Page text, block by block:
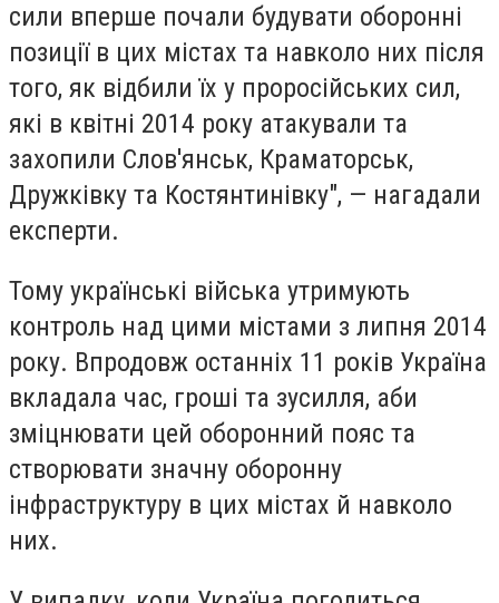
сили вперше почали будувати оборонні
позиції в цих містах та навколо них після
того, як відбили їх у проросійських сил,
які в квітні 2014 року атакували та
захопили Слов'янськ, Краматорськ,
Дружківку та Костянтинівку", — нагадали
експерти.
Тому українські війська утримують
контроль над цими містами з липня 2014
року. Впродовж останніх 11 років Україна
вкладала час, гроші та зусилля, аби
зміцнювати цей оборонний пояс та
створювати значну оборонну
інфраструктуру в цих містах й навколо
них.